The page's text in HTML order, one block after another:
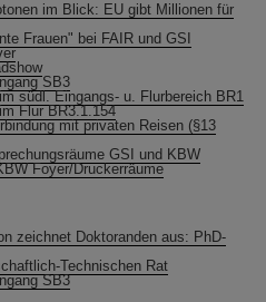
im Blick: EU gibt Millionen für
Frauen" bei FAIR und GSI
SB3
südl. Eingangs- u. Flurbereich BR1
Flur BR3.1.154
mit privaten Reisen (§13
GSI und KBW
Foyer/Druckerräume
zeichnet Doktoranden aus: PhD-
Technischen Rat
SB3